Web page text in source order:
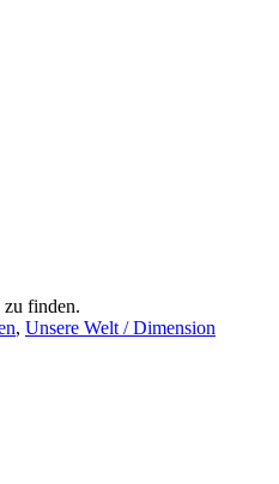
zu finden.
, Unsere Welt / Dimension